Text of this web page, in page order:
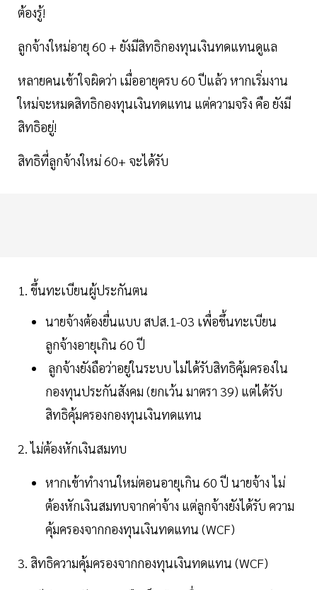
ต้องรู้!
ลูกจ้างใหม่อายุ 60 + ยังมีสิทธิกองทุนเงินทดแทนดูแล
หลายคนเข้าใจผิดว่า เมื่ออายุครบ 60 ปีแล้ว หากเริ่มงาน
ใหม่จะหมดสิทธิกองทุนเงินทดแทน แต่ความจริง คือ ยังมี
สิทธิอยู่!
สิทธิที่ลูกจ้างใหม่ 60+ จะได้รับ
1. ขึ้นทะเบียนผู้ประกันตน
นายจ้างต้องยื่นแบบ สปส.1-03 เพื่อขึ้นทะเบียน
ลูกจ้างอายุเกิน 60 ปี
ลูกจ้างยังถือว่าอยู่ในระบบ ไม่ได้รับสิทธิคุ้มครองใน
กองทุนประกันสังคม (ยกเว้น มาตรา 39) แต่ได้รับ
สิทธิคุ้มครองกองทุนเงินทดแทน
2. ไม่ต้องหักเงินสมทบ
หากเข้าทำงานใหม่ตอนอายุเกิน 60 ปี นายจ้าง ไม่
ต้องหักเงินสมทบจากค่าจ้าง แต่ลูกจ้างยังได้รับ ความ
คุ้มครองจากกองทุนเงินทดแทน (WCF)
3. สิทธิความคุ้มครองจากกองทุนเงินทดแทน (WCF)